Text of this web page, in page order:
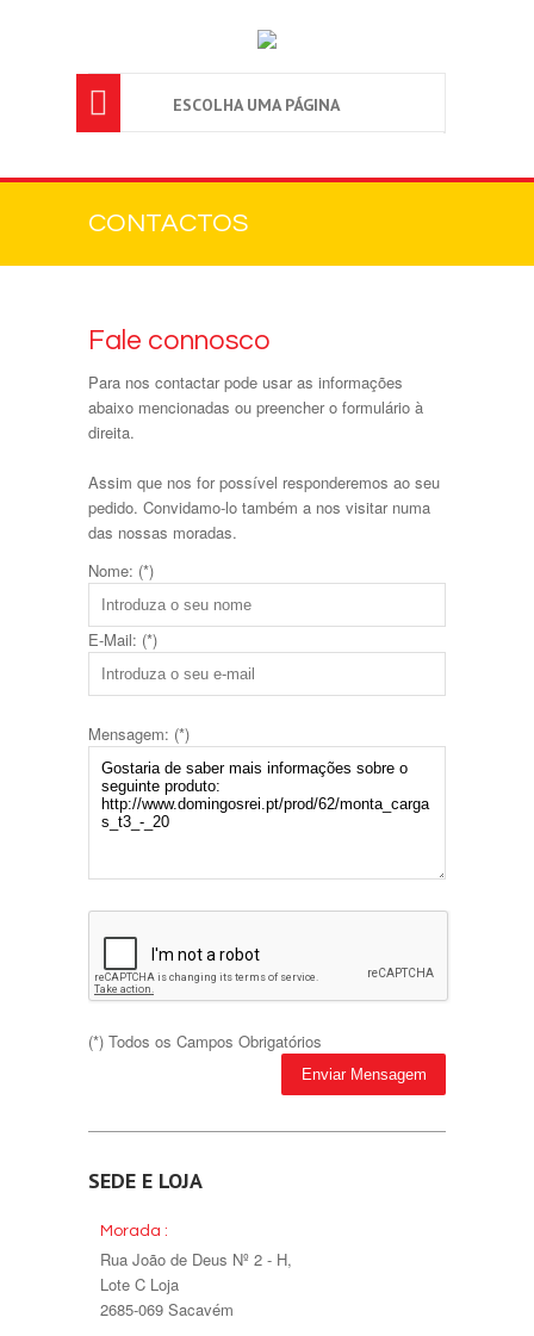
 ESCOLHA UMA PÁGINA
CONTACTOS
Fale connosco
Para nos contactar pode usar as informações
abaixo mencionadas ou preencher o formulário à
direita.
Assim que nos for possível responderemos ao seu
pedido. Convidamo-lo também a nos visitar numa
das nossas moradas.
Nome: (*)
E-Mail: (*)
Mensagem: (*)
(*) Todos os Campos Obrigatórios
SEDE E LOJA
Morada :
Rua João de Deus Nº 2 - H,
Lote C Loja
2685-069 Sacavém